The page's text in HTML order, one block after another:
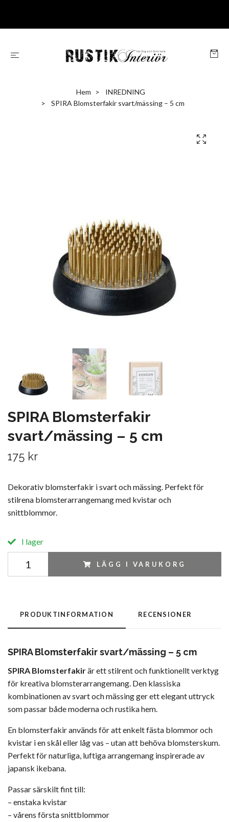
Hem
INREDNING
SPIRA Blomsterfakir svart/mässing – 5 cm
SPIRA Blomsterfakir
svart/mässing – 5 cm
175 kr
Dekorativ blomsterfakir i svart och mässing. Perfekt för
stilrena blomsterarrangemang med kvistar och
snittblommor.
I lager
LÄGG I VARUKORG
PRODUKTINFORMATION RECENSIONER
SPIRA Blomsterfakir svart/mässing – 5 cm
SPIRA Blomsterfakirär ett stilrent och funktionellt verktyg
för kreativa blomsterarrangemang. Den klassiska
kombinationen av svart och mässing ger ett elegant uttryck
som passar både moderna och rustika hem.
En blomsterfakir används för att enkelt fästa blommor och
kvistar i en skål eller låg vas – utan att behöva blomsterskum.
Perfekt för naturliga, luftiga arrangemang inspirerade av
japansk ikebana.
Passar särskilt fint till:
– enstaka kvistar
– vårens första snittblommor